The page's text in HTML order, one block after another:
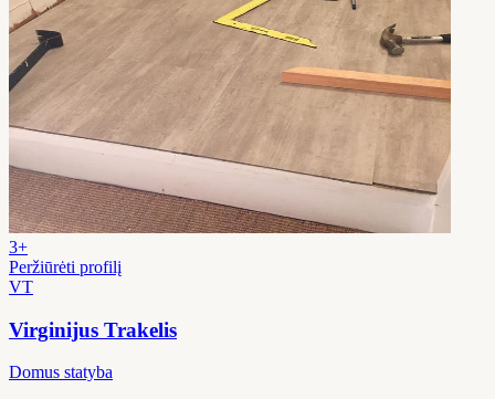
3+
Peržiūrėti profilį
VT
Virginijus Trakelis
Domus statyba